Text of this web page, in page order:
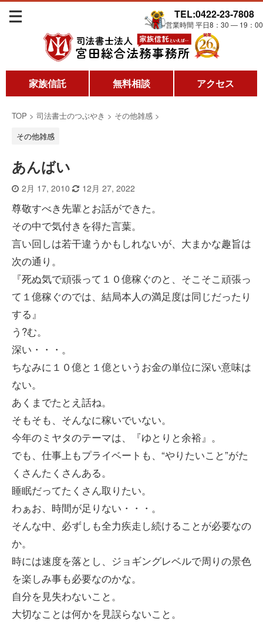
TEL:0422-23-7808
営業時間 平日8：30 ― 19：00
家族信託 無料相談 アクセス
TOP > 司法書士のつぶやき > その他雑感 >
その他雑感
あんばい
2月 17, 2010 12月 27, 2022
尊敬すべき先輩とお話ができた。
その中で気付きを得た言葉。
言い回しは若干違うかもしれないが、大まかな趣旨は
次の通り。
『死ぬ気で頑張って１０億稼ぐのと、そこそこ頑張っ
て１億稼ぐのでは、結局本人の満足度は同じだったり
する』
う?む。
深い・・・。
ちなみに１０億と１億というお金の単位に深い意味は
ない。
あくまでたとえ話ね。
そもそも、そんなに稼いでいない。
今年のミヤタのテーマは、『ゆとりと余裕』。
でも、仕事上もプライベートも、“やりたいこと”がた
くさんたくさんある。
睡眠だってたくさん取りたい。
わぁお、時間が足りない・・・。
そんな中、必ずしも全力疾走し続けることが必要なの
か。
時には速度を落とし、ジョギングレベルで周りの景色
を楽しみ事も必要なのかな。
自分を見失わないこと。
大切なことは何かを見誤らないこと。